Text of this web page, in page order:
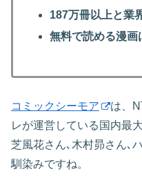
187万冊以上と業
無料で読める漫画
コミックシーモア
は、
レが運営している国内最
芝風花さん､木村昴さん､
馴染みですね。